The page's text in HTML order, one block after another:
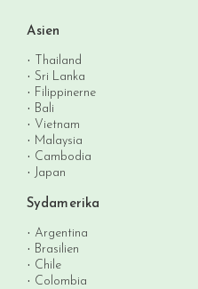
Asien
Thailand
Sri Lanka
Filippinerne
Bali
Vietnam
Malaysia
Cambodia
Japan
Sydamerika
Argentina
Brasilien
Chile
Colombia